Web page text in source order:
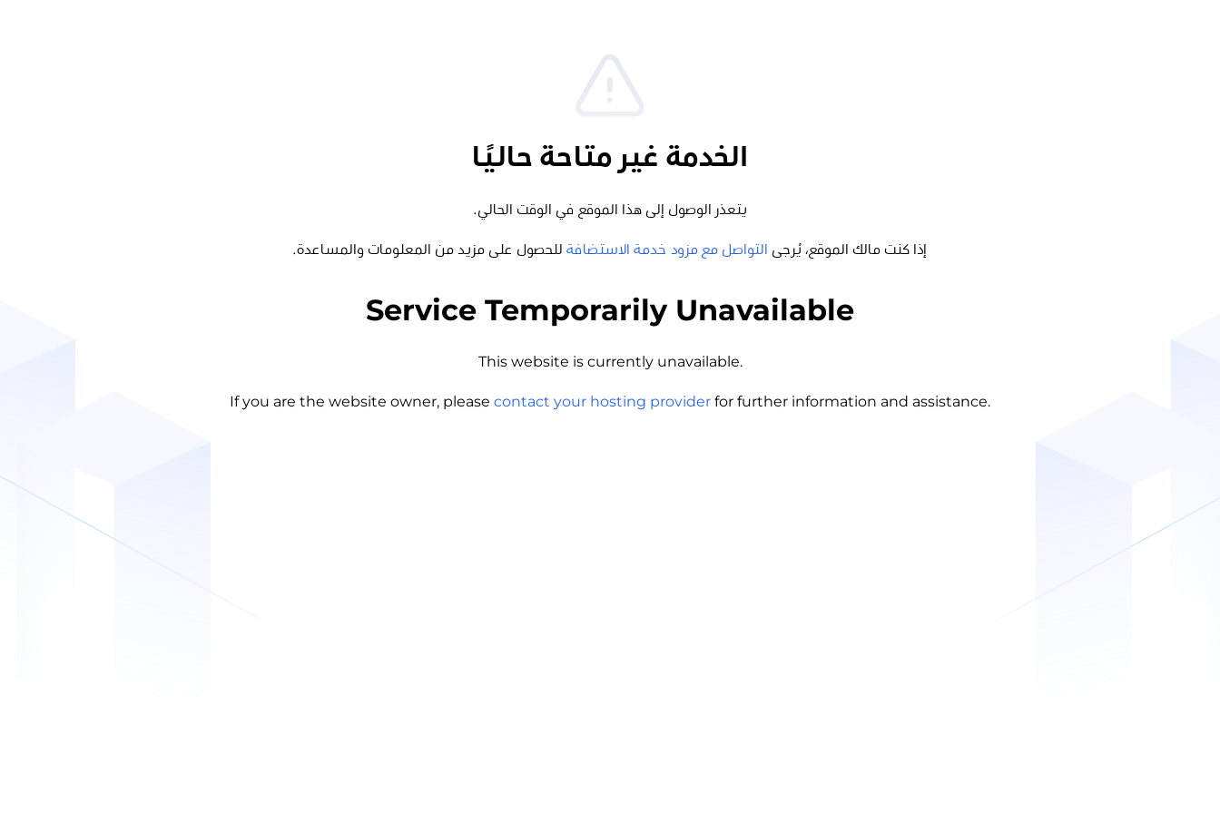
الخدمة غير متاحة حاليًا
يتعذر الوصول إلى هذا الموقع في الوقت الحالي.
إذا كنت مالك الموقع، يُرجى التواصل مع مزود خدمة الاستضافة للحصول على مزيد من المعلومات والمساعدة.
Service Temporarily Unavailable
This website is currently unavailable.
If you are the website owner, please contact your hosting provider for further information and assistance.